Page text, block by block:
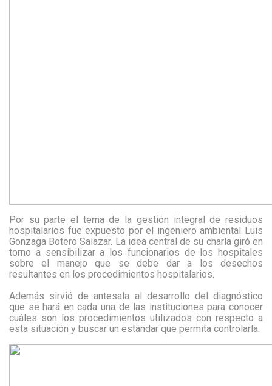
Por su parte el tema de la gestión integral de residuos
hospitalarios fue expuesto por el ingeniero ambiental Luis
Gonzaga Botero Salazar. La idea central de su charla giró en
torno a sensibilizar a los funcionarios de los hospitales
sobre el manejo que se debe dar a los desechos
resultantes en los procedimientos hospitalarios.
Además sirvió de antesala al desarrollo del diagnóstico
que se hará en cada una de las instituciones para conocer
cuáles son los procedimientos utilizados con respecto a
esta situación y buscar un estándar que permita controlarla.